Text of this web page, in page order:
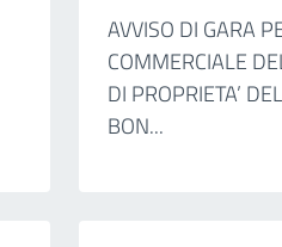
AVVISO DI GARA
COMMERCIALE
DI PROPRIETA’
BON...